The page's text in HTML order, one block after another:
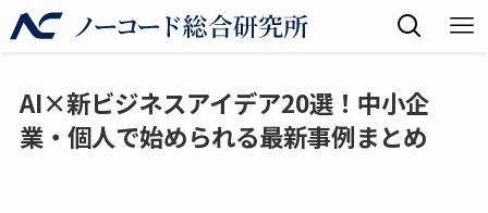
AI×新ビジネスアイデア20選！中小企
業・個人で始められる最新事例まとめ